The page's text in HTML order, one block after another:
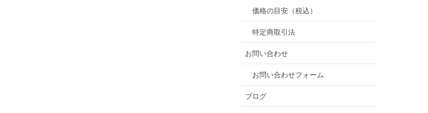
価格の目安（税込）
特定商取引法
お問い合わせ
お問い合わせフォーム
ブログ